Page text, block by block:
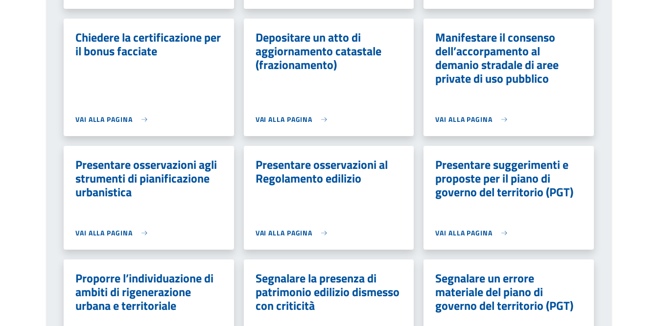
Chiedere la certificazione per
il bonus facciate
VAI ALLA PAGINA
Depositare un atto di
aggiornamento catastale
(frazionamento)
VAI ALLA PAGINA
Manifestare il consenso
dell’accorpamento al
demanio stradale di aree
private di uso pubblico
VAI ALLA PAGINA
Presentare osservazioni agli
strumenti di pianificazione
urbanistica
VAI ALLA PAGINA
Presentare osservazioni al
Regolamento edilizio
VAI ALLA PAGINA
Presentare suggerimenti e
proposte per il piano di
governo del territorio (PGT)
VAI ALLA PAGINA
Proporre l’individuazione di
ambiti di rigenerazione
urbana e territoriale
Segnalare la presenza di
patrimonio edilizio dismesso
con criticità
Segnalare un errore
materiale del piano di
governo del territorio (PGT)